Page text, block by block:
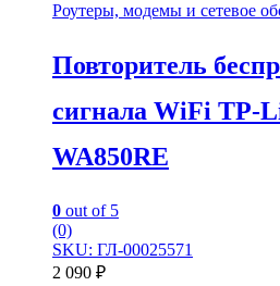
Роутеры, модемы и сетевое
Повторитель
сигнала WiFi TP-
WA850RE
0 out of 5
(0)
SKU: ГЛ-00025571
2 090 ₽